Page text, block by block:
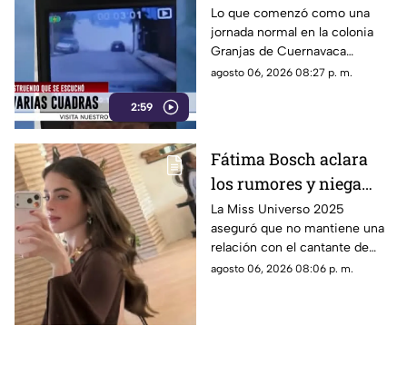
2:59
colonia Las Granjas
Lo que comenzó como una
jornada normal en la colonia
Granjas de Cuernavaca
terminó en una movilización
agosto 06, 2026 08:27 p. m.
Fátima Bosch aclara
los rumores y niega
tener un romance con
Natanael Cano
La Miss Universo 2025
aseguró que no mantiene una
relación con el cantante de
corridos tumbados.
agosto 06, 2026 08:06 p. m.